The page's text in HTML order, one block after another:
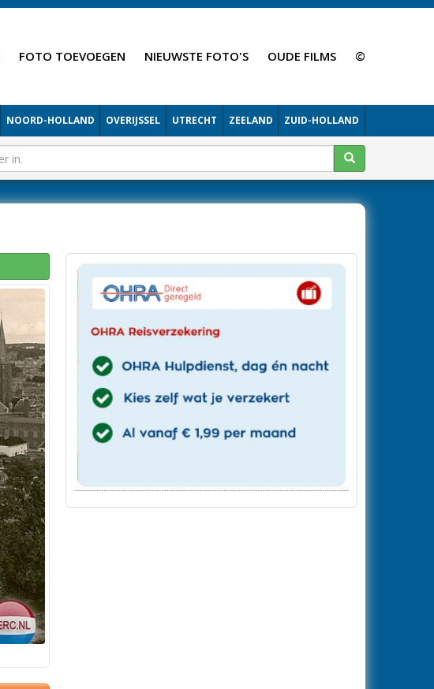
FOTO TOEVOEGEN NIEUWSTE FOTO'S OUDE FILMS ©
NOORD-HOLLAND OVERIJSSEL UTRECHT ZEELAND ZUID-HOLLAND